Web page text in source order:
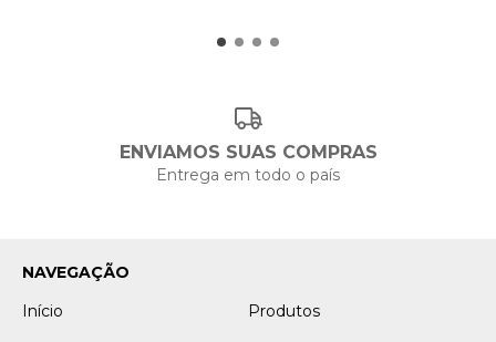
ENVIAMOS SUAS COMPRAS
Entrega em todo o país
NAVEGAÇÃO
Início
Produtos